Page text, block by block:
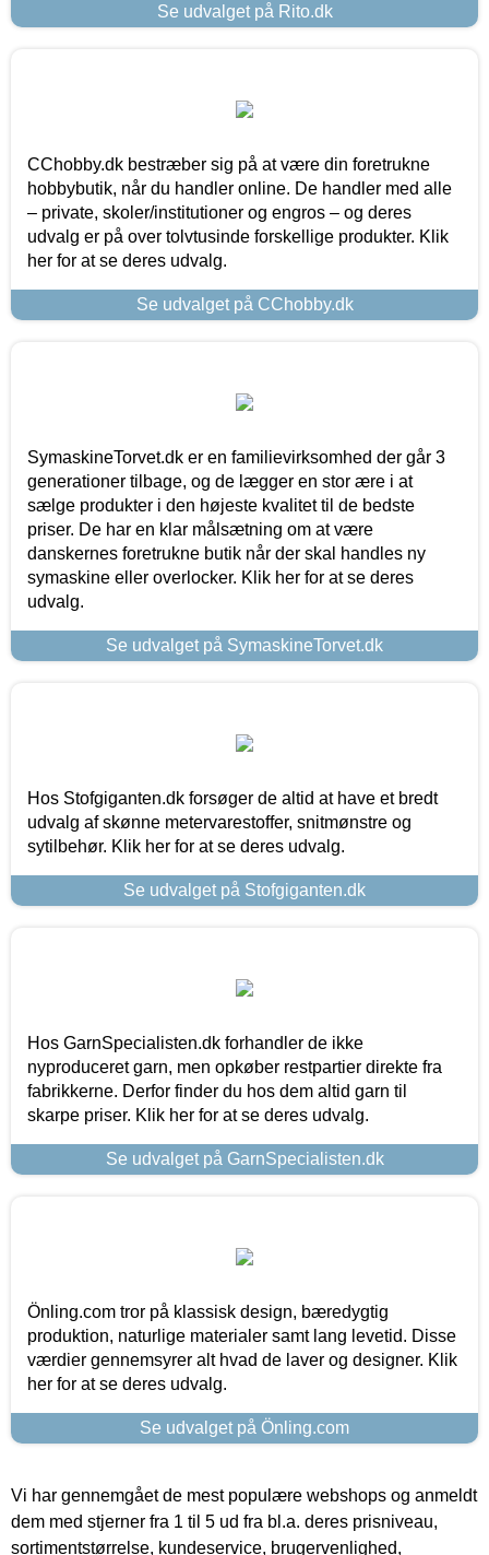
Se udvalget på Rito.dk
CChobby.dk bestræber sig på at være din foretrukne
hobbybutik, når du handler online. De handler med alle
– private, skoler/institutioner og engros – og deres
udvalg er på over tolvtusinde forskellige produkter. Klik
her for at se deres udvalg.
Se udvalget på CChobby.dk
SymaskineTorvet.dk er en familievirksomhed der går 3
generationer tilbage, og de lægger en stor ære i at
sælge produkter i den højeste kvalitet til de bedste
priser. De har en klar målsætning om at være
danskernes foretrukne butik når der skal handles ny
symaskine eller overlocker. Klik her for at se deres
udvalg.
Se udvalget på SymaskineTorvet.dk
Hos Stofgiganten.dk forsøger de altid at have et bredt
udvalg af skønne metervarestoffer, snitmønstre og
sytilbehør. Klik her for at se deres udvalg.
Se udvalget på Stofgiganten.dk
Hos GarnSpecialisten.dk forhandler de ikke
nyproduceret garn, men opkøber restpartier direkte fra
fabrikkerne. Derfor finder du hos dem altid garn til
skarpe priser. Klik her for at se deres udvalg.
Se udvalget på GarnSpecialisten.dk
Önling.com tror på klassisk design, bæredygtig
produktion, naturlige materialer samt lang levetid. Disse
værdier gennemsyrer alt hvad de laver og designer. Klik
her for at se deres udvalg.
Se udvalget på Önling.com
Vi har gennemgået de mest populære webshops og anmeldt
dem med stjerner fra 1 til 5 ud fra bl.a. deres prisniveau,
sortimentstørrelse, kundeservice, brugervenlighed,